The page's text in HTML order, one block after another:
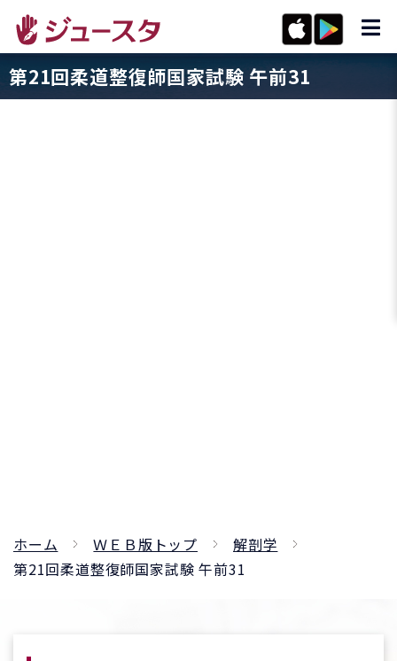
第21回柔道整復師国家試験 午前31
ホーム ＷＥＢ版トップ
解剖学
第21回柔道整復師国家試験 午前31